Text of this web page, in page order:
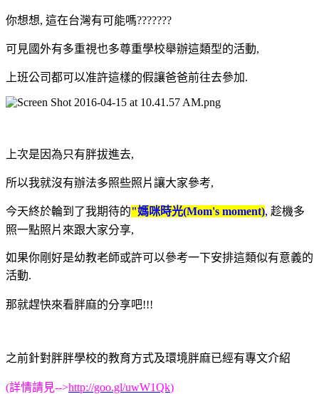
你想想, 這在台灣有可能嗎???????
可見國外有多重視也多尊重學校舉辦這類型的活動,
上班公司都可以准許這樣的假讓爸爸前往去參加.
上次是因為只有胖拔進去,
所以我就沒有辦法多照些照片讓大家參考,
今天終於輪到了我期待的"媽咪時光(Mom's moment), 趁機多
照一點照片來跟大家分享,
如果你剛好是幼教老師或許可以參考一下安排這類似有意義的
活動.
那就趕快來看胖麻的分享吧!!!
之前針對胖胖學校的教育方式及環境胖麻已經有專文介紹
(詳情請見-->http://goo.gl/uwW1Qk)